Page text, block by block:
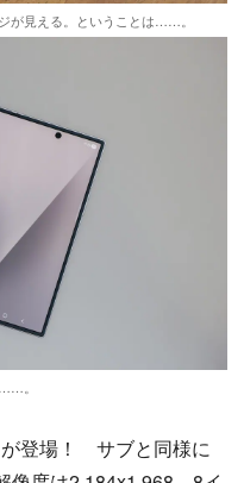
が見える。ということは……。
。
登場！ サブと同様に